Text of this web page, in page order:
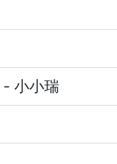
- 小小瑞